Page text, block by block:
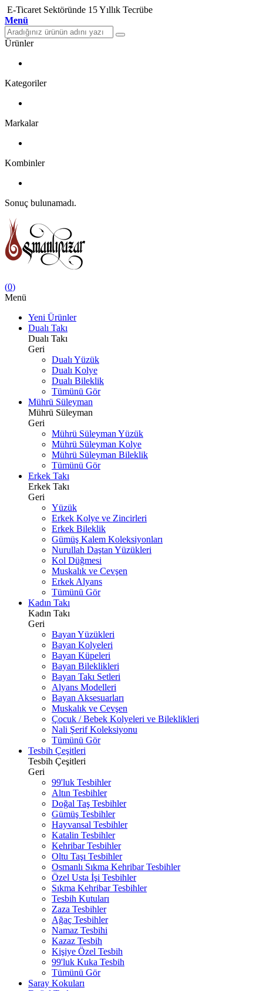
E-Ticaret Sektöründe 15 Yıllık Tecrübe
Menü
Ürünler
Kategoriler
Markalar
Kombinler
Sonuç bulunamadı.
(0)
Menü
Yeni Ürünler
Dualı Takı
Dualı Takı
Geri
Dualı Yüzük
Dualı Kolye
Dualı Bileklik
Tümünü Gör
Mührü Süleyman
Mührü Süleyman
Geri
Mührü Süleyman Yüzük
Mührü Süleyman Kolye
Mührü Süleyman Bileklik
Tümünü Gör
Erkek Takı
Erkek Takı
Geri
Yüzük
Erkek Kolye ve Zincirleri
Erkek Bileklik
Gümüş Kalem Koleksiyonları
Nurullah Daştan Yüzükleri
Kol Düğmesi
Muskalık ve Cevşen
Erkek Alyans
Tümünü Gör
Kadın Takı
Kadın Takı
Geri
Bayan Yüzükleri
Bayan Kolyeleri
Bayan Küpeleri
Bayan Bileklikleri
Bayan Takı Setleri
Alyans Modelleri
Bayan Aksesuarları
Muskalık ve Cevşen
Çocuk / Bebek Kolyeleri ve Bileklikleri
Nali Şerif Koleksiyonu
Tümünü Gör
Tesbih Çeşitleri
Tesbih Çeşitleri
Geri
99'luk Tesbihler
Altın Tesbihler
Doğal Taş Tesbihler
Gümüş Tesbihler
Hayvansal Tesbihler
Katalin Tesbihler
Kehribar Tesbihler
Oltu Taşı Tesbihler
Osmanlı Sıkma Kehribar Tesbihler
Özel Usta İşi Tesbihler
Sıkma Kehribar Tesbihler
Tesbih Kutuları
Zaza Tesbihler
Ağaç Tesbihler
Namaz Tesbihi
Kazaz Tesbih
Kişiye Özel Tesbih
99'luk Kuka Tesbih
Tümünü Gör
Saray Kokuları